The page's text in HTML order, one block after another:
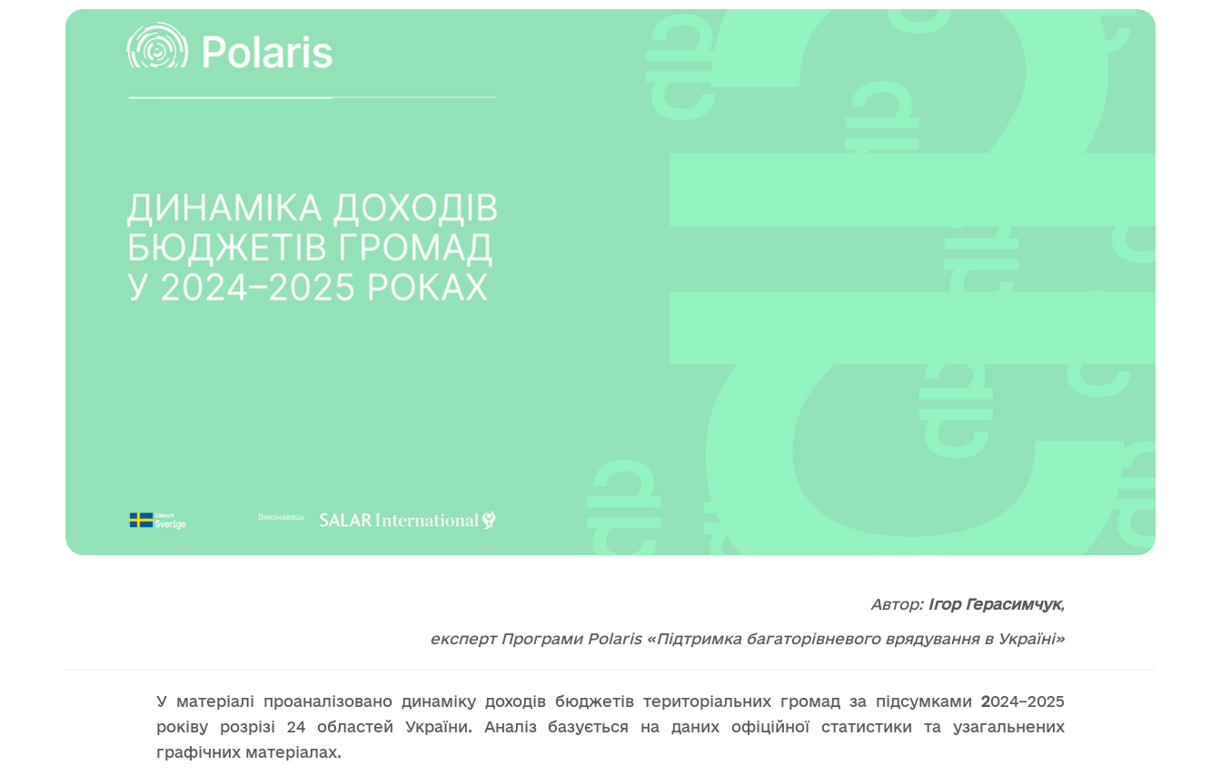
Автор: Ігор Герасимчук,
експерт Програми Polaris «Підтримка багаторівневого врядування в Україні»
У матеріалі проаналізовано динаміку доходів бюджетів територіальних громад за підсумками 2024–2025
роківу розрізі 24 областей України. Аналіз базується на даних офіційної статистики та узагальнених
графічних матеріалах.